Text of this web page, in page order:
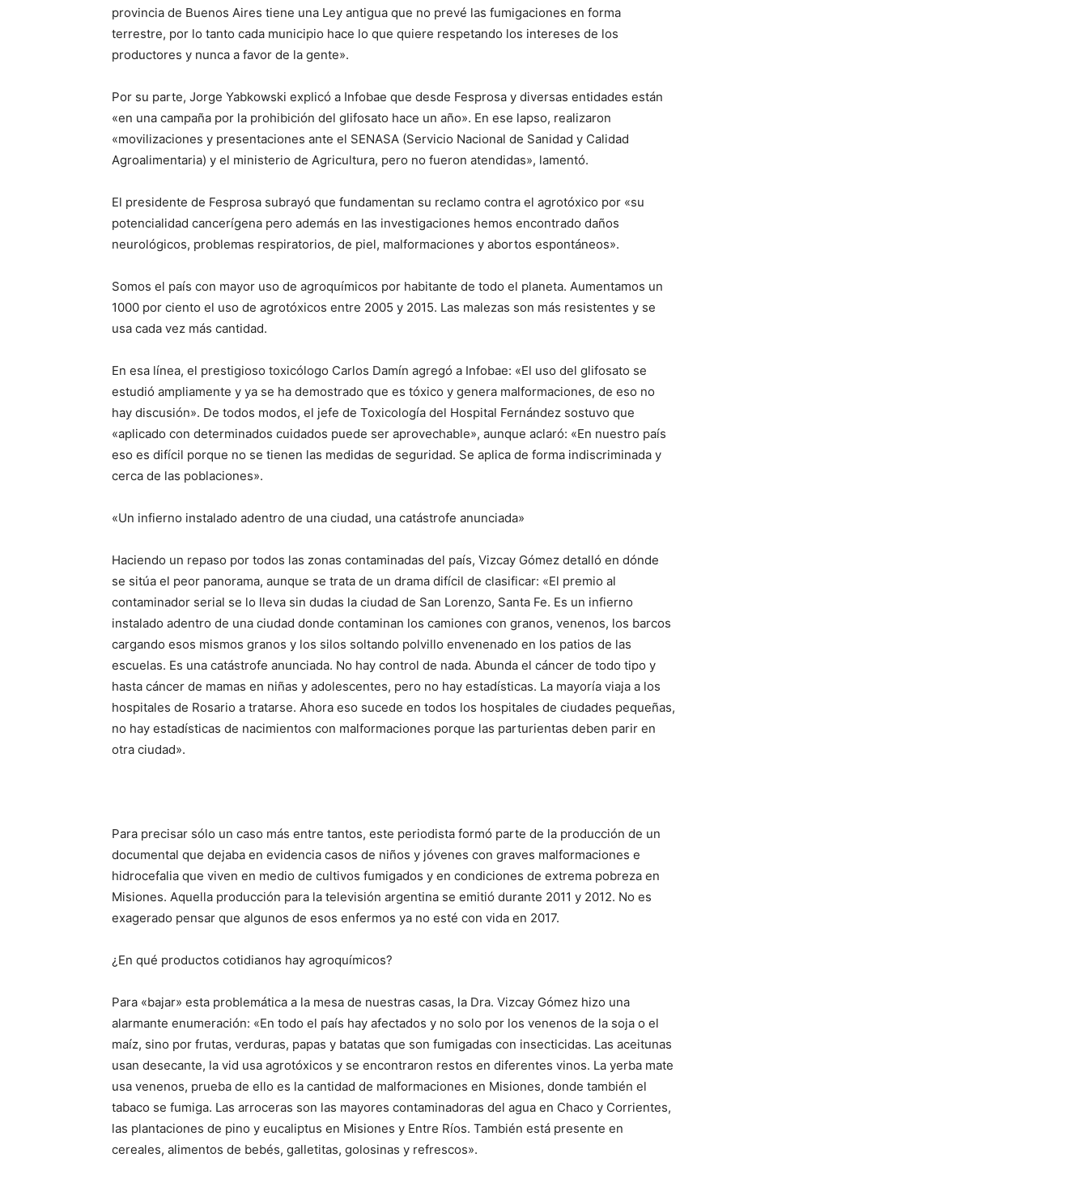
provincia de Buenos Aires tiene una Ley antigua que no prevé las fumigaciones en forma
terrestre, por lo tanto cada municipio hace lo que quiere respetando los intereses de los
productores y nunca a favor de la gente».
Por su parte, Jorge Yabkowski explicó a Infobae que desde Fesprosa y diversas entidades están
«en una campaña por la prohibición del glifosato hace un año». En ese lapso, realizaron
«movilizaciones y presentaciones ante el SENASA (Servicio Nacional de Sanidad y Calidad
Agroalimentaria) y el ministerio de Agricultura, pero no fueron atendidas», lamentó.
El presidente de Fesprosa subrayó que fundamentan su reclamo contra el agrotóxico por «su
potencialidad cancerígena pero además en las investigaciones hemos encontrado daños
neurológicos, problemas respiratorios, de piel, malformaciones y abortos espontáneos».
Somos el país con mayor uso de agroquímicos por habitante de todo el planeta. Aumentamos un
1000 por ciento el uso de agrotóxicos entre 2005 y 2015. Las malezas son más resistentes y se
usa cada vez más cantidad.
En esa línea, el prestigioso toxicólogo Carlos Damín agregó a Infobae: «El uso del glifosato se
estudió ampliamente y ya se ha demostrado que es tóxico y genera malformaciones, de eso no
hay discusión». De todos modos, el jefe de Toxicología del Hospital Fernández sostuvo que
«aplicado con determinados cuidados puede ser aprovechable», aunque aclaró: «En nuestro país
eso es difícil porque no se tienen las medidas de seguridad. Se aplica de forma indiscriminada y
cerca de las poblaciones».
«Un infierno instalado adentro de una ciudad, una catástrofe anunciada»
Haciendo un repaso por todos las zonas contaminadas del país, Vizcay Gómez detalló en dónde
se sitúa el peor panorama, aunque se trata de un drama difícil de clasificar: «El premio al
contaminador serial se lo lleva sin dudas la ciudad de San Lorenzo, Santa Fe. Es un infierno
instalado adentro de una ciudad donde contaminan los camiones con granos, venenos, los barcos
cargando esos mismos granos y los silos soltando polvillo envenenado en los patios de las
escuelas. Es una catástrofe anunciada. No hay control de nada. Abunda el cáncer de todo tipo y
hasta cáncer de mamas en niñas y adolescentes, pero no hay estadísticas. La mayoría viaja a los
hospitales de Rosario a tratarse. Ahora eso sucede en todos los hospitales de ciudades pequeñas,
no hay estadísticas de nacimientos con malformaciones porque las parturientas deben parir en
otra ciudad».
Para precisar sólo un caso más entre tantos, este periodista formó parte de la producción de un
documental que dejaba en evidencia casos de niños y jóvenes con graves malformaciones e
hidrocefalia que viven en medio de cultivos fumigados y en condiciones de extrema pobreza en
Misiones. Aquella producción para la televisión argentina se emitió durante 2011 y 2012. No es
exagerado pensar que algunos de esos enfermos ya no esté con vida en 2017.
¿En qué productos cotidianos hay agroquímicos?
Para «bajar» esta problemática a la mesa de nuestras casas, la Dra. Vizcay Gómez hizo una
alarmante enumeración: «En todo el país hay afectados y no solo por los venenos de la soja o el
maíz, sino por frutas, verduras, papas y batatas que son fumigadas con insecticidas. Las aceitunas
usan desecante, la vid usa agrotóxicos y se encontraron restos en diferentes vinos. La yerba mate
usa venenos, prueba de ello es la cantidad de malformaciones en Misiones, donde también el
tabaco se fumiga. Las arroceras son las mayores contaminadoras del agua en Chaco y Corrientes,
las plantaciones de pino y eucaliptus en Misiones y Entre Ríos. También está presente en
cereales, alimentos de bebés, galletitas, golosinas y refrescos».